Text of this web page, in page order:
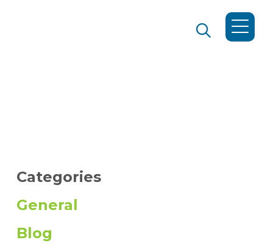
Categories
General
Blog